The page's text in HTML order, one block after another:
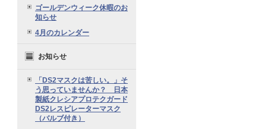
ゴールデンウィーク休暇のお
知らせ
4月のカレンダー
お知らせ
「DS2マスクは苦しい。」そ
う思っていませんか？ 日本
製紙クレシアプロテクガード
DS2レスピレーターマスク
（バルブ付き）